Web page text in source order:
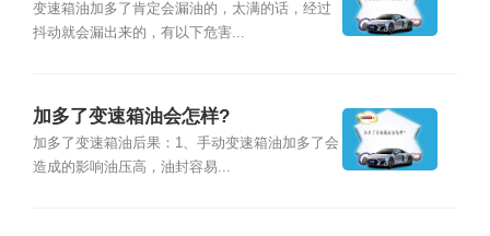
变速箱油加多了肯定会漏油的，太满的话，经过
抖动就会漏出来的，有以下危害...
加多了变速箱油会怎样?
加多了变速箱油后果：1、手动变速箱油加多了会
造成的影响油压高，油封容易...